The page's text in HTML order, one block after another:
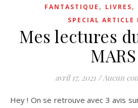
FANTASTIQUE , LIVRES,
SPECIAL ARTICLE
Mes lectures
MARS
avril 17, 2021 / Aucun
Hey ! On se retrouve avec 3 avis sur 4 de mes lectures du